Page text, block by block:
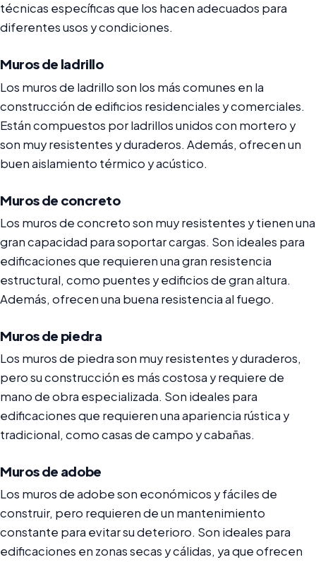
técnicas específicas que los hacen adecuados para
diferentes usos y condiciones.
Muros de ladrillo
Los muros de ladrillo son los más comunes en la
construcción de edificios residenciales y comerciales.
Están compuestos por ladrillos unidos con mortero y
son muy resistentes y duraderos. Además, ofrecen un
buen aislamiento térmico y acústico.
Muros de concreto
Los muros de concreto son muy resistentes y tienen una
gran capacidad para soportar cargas. Son ideales para
edificaciones que requieren una gran resistencia
estructural, como puentes y edificios de gran altura.
Además, ofrecen una buena resistencia al fuego.
Muros de piedra
Los muros de piedra son muy resistentes y duraderos,
pero su construcción es más costosa y requiere de
mano de obra especializada. Son ideales para
edificaciones que requieren una apariencia rústica y
tradicional, como casas de campo y cabañas.
Muros de adobe
Los muros de adobe son económicos y fáciles de
construir, pero requieren de un mantenimiento
constante para evitar su deterioro. Son ideales para
edificaciones en zonas secas y cálidas, ya que ofrecen